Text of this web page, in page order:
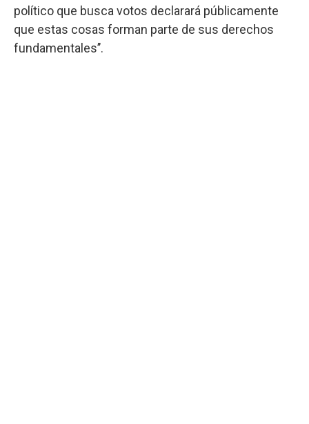
político que busca votos declarará públicamente
que estas cosas forman parte de sus derechos
fundamentales’’.